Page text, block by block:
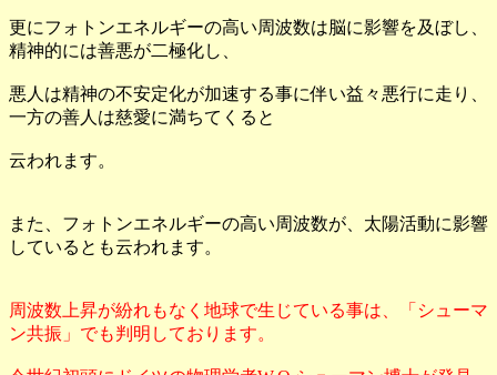
更にフォトンエネルギーの高い周波数は脳に影響を及ぼし、
精神的には善悪が二極化し、
悪人は精神の不安定化が加速する事に伴い益々悪行に走り、
一方の善人は慈愛に満ちてくると
云われます。
また、フォトンエネルギーの高い周波数が、太陽活動に影響
しているとも云われます。
周波数上昇が紛れもなく地球で生じている事は、「シューマ
ン共振」でも判明しております。